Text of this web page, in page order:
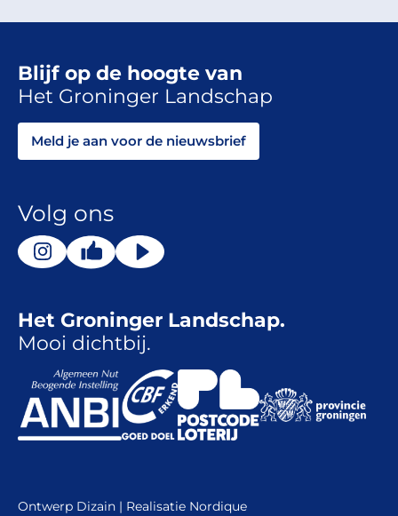
Het Groninger Landschap.
Mooi dichtbij.
Blijf op de hoogte van
Het Groninger Landschap
Meld je aan voor de nieuwsbrief
Volg ons
Ontwerp Dizain | Realisatie Nordique